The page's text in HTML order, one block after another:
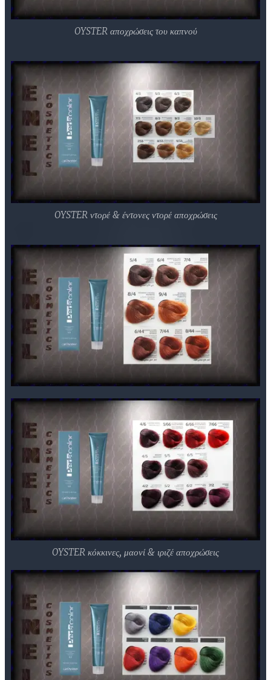
OYSTER αποχρώσεις του καπνού
OYSTER ντορέ & έντονες ντορέ αποχρώσεις
OYSTER κόκκινες, μαονί & ιριζέ αποχρώσεις